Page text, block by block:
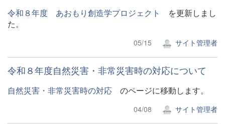
令和８年度 あおもり創造学プロジェクト
を更新しまし
た。
05/15 サイト管理者
令和８年度自然災害・非常災害時の対応について
自然災害・非常災害時の対応 のページに移動します。
04/08 サイト管理者